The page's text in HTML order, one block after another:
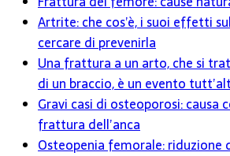
Artrite: che cos’è, i suoi effetti
cercare di prevenirla
Una frattura a un arto, che si
di un braccio, è un evento
Gravi casi di osteoporosi: causa
frattura dell’anca
Osteopenia femorale: riduzione